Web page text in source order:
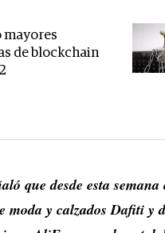
mayores
de blockchain
que desde esta
moda y calzados Dafiti y